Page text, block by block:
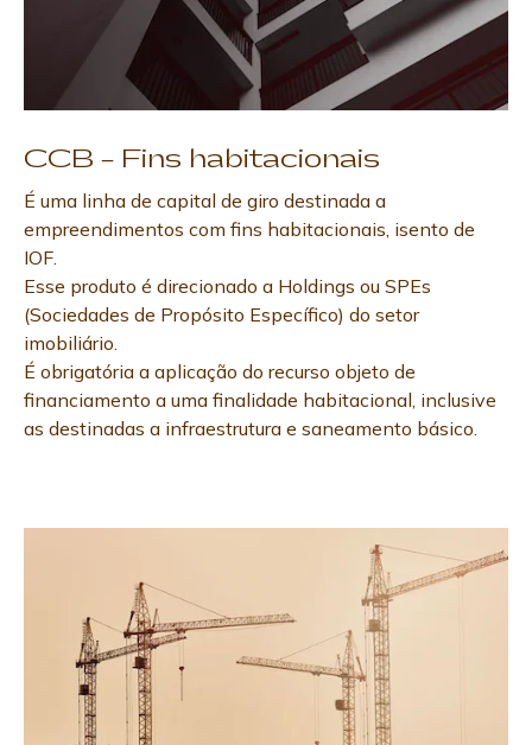
CCB – Fins habitacionais
É uma linha de capital de giro destinada a
empreendimentos com fins habitacionais, isento de
IOF.
Esse produto é direcionado a Holdings ou SPEs
(Sociedades de Propósito Específico) do setor
imobiliário.
É obrigatória a aplicação do recurso objeto de
financiamento a uma finalidade habitacional, inclusive
as destinadas a infraestrutura e saneamento básico.